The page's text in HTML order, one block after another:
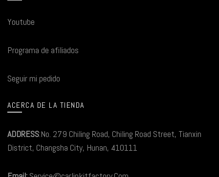
Youtube
Programa de afiliados
Seguir mi pedido
ACERCA DE LA TIENDA
ADDRESS:No. 279 Chiling Road, Chiling Road Street, Tianxin
District, Changsha City, Hunan, 410111